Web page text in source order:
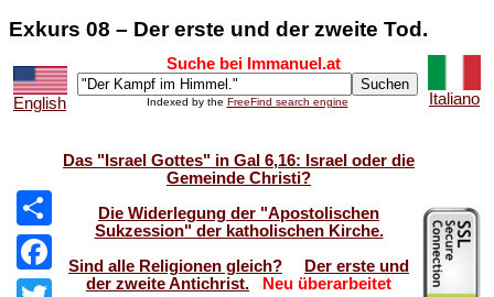
Exkurs 08 – Der erste und der zweite Tod.
English
Suche bei Immanuel.at
Indexed by the FreeFind search engine Italiano
Share
Facebook
Das "Israel Gottes" in Gal 6,16: Israel oder die
Gemeinde Christi?
Die Widerlegung der "Apostolischen
Sukzession" der katholischen Kirche.
Sind alle Religionen gleich?
Der erste und
der zweite Antichrist.
Neu überarbeitet